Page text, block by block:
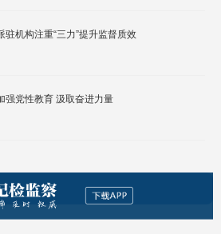
驻机构注重“三力”提升监督质效
强党性教育 汲取奋进力量